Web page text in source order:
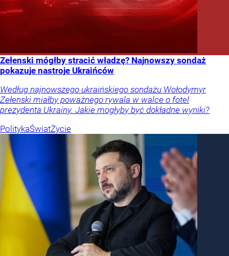
Zełenski mógłby stracić władzę? Najnowszy sondaż
pokazuje nastroje Ukraińców
Według najnowszego ukraińskiego sondażu Wołodymyr
Zełenski miałby poważnego rywala w walce o fotel
prezydenta Ukrainy. Jakie mogłyby być dokładne wyniki?
PolitykaŚwiatŻycie